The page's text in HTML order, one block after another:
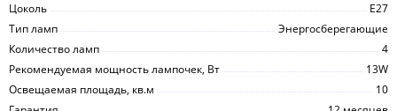
Цоколь
E27
Тип ламп
Энергосберегающие
Количество ламп
4
Рекомендуемая мощность лампочек, Вт
13W
Освещаемая площадь, кв.м
10